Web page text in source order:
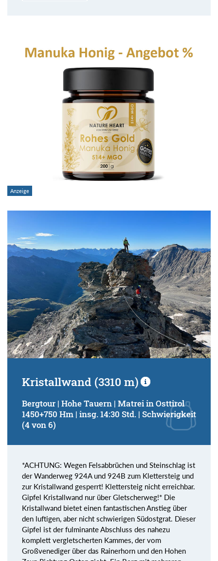
Kristallwand (3310 m)
Bergtour | Hohe Tauern | Matrei in Osttirol
1450+750 Hm | insg. 14:30 Std. | Schwierigkeit
(4 von 6)
*ACHTUNG: Wegen Felsabbrüchen und Steinschlag ist
der Wanderweg 924A und 924B zum Klettersteig und
zur Kristallwand gesperrt! Klettersteig nicht erreichbar.
Gipfel Kristallwand nur über Gletscherweg!* Die
Kristallwand bietet einen fantastischen Anstieg über
den luftigen, aber nicht schwierigen Südostgrat. Dieser
Gipfel ist der fulminante Abschluss des nahezu
komplett vergletscherten Kammes, der vom
Großvenediger über das Rainerhorn und den Hohen